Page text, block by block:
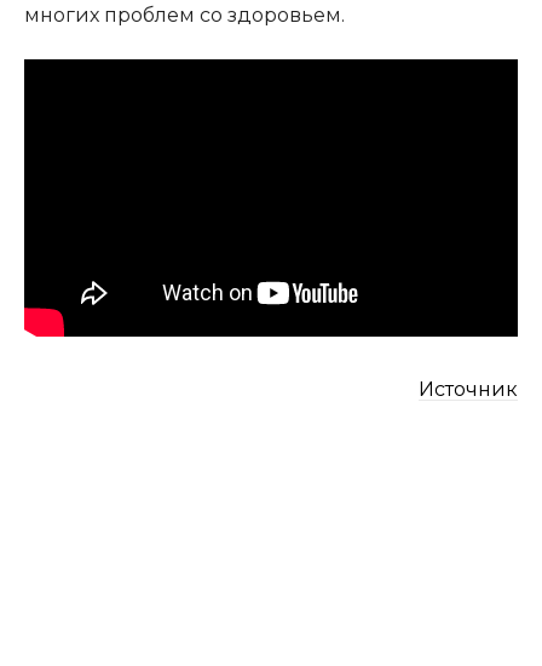
многих проблем со здоровьем.
Источник